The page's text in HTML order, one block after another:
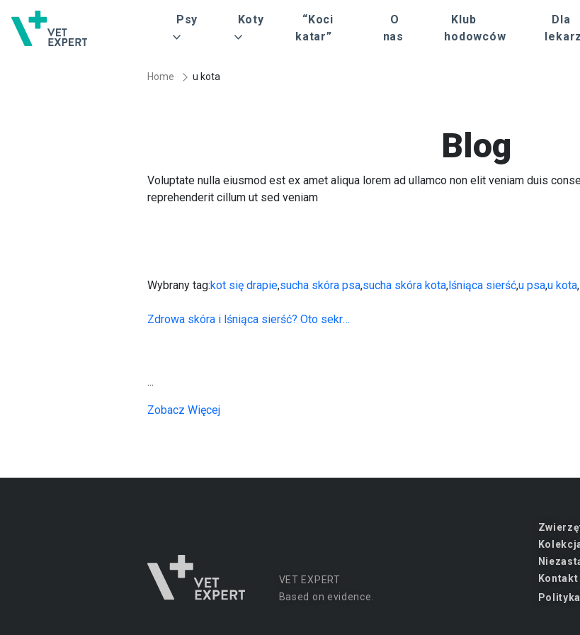
Psy Koty
“Koci
katar”
O
nas
Klub
hodowców
Dla
Home u kota
Blog
Voluptate nulla eiusmod est ex amet aliqua lorem ad ullamco non elit veniam duis
reprehenderit cillum ut sed veniam
Wybrany tag:kot się drapie,sucha skóra psa,sucha skóra kota,lśniąca sierść,u psa,u kota,
Zdrowa skóra i lśniąca sierść? Oto sekret pięknego pupila!
...
Zobacz Więcej
VET EXPERT
Based on evidence.
Kontakt